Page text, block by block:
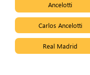
Ancelotti
Carlos Ancelotti
Real Madrid